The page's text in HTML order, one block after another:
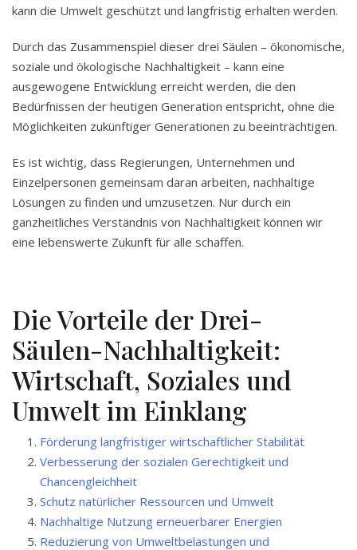
kann die Umwelt geschützt und langfristig erhalten werden.
Durch das Zusammenspiel dieser drei Säulen – ökonomische,
soziale und ökologische Nachhaltigkeit – kann eine
ausgewogene Entwicklung erreicht werden, die den
Bedürfnissen der heutigen Generation entspricht, ohne die
Möglichkeiten zukünftiger Generationen zu beeinträchtigen.
Es ist wichtig, dass Regierungen, Unternehmen und
Einzelpersonen gemeinsam daran arbeiten, nachhaltige
Lösungen zu finden und umzusetzen. Nur durch ein
ganzheitliches Verständnis von Nachhaltigkeit können wir
eine lebenswerte Zukunft für alle schaffen.
Die Vorteile der Drei-
Säulen-Nachhaltigkeit:
Wirtschaft, Soziales und
Umwelt im Einklang
Förderung langfristiger wirtschaftlicher Stabilität
Verbesserung der sozialen Gerechtigkeit und
Chancengleichheit
Schutz natürlicher Ressourcen und Umwelt
Nachhaltige Nutzung erneuerbarer Energien
Reduzierung von Umweltbelastungen und